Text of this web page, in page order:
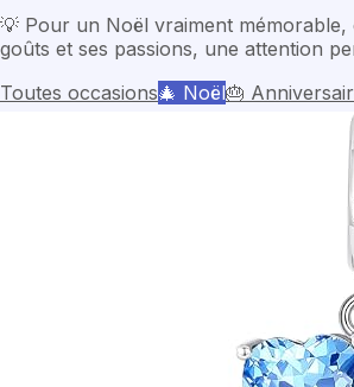
💡 Pour un Noël vraiment
goûts et ses passions, une attention
Toutes occasions🎄 Noël🎂